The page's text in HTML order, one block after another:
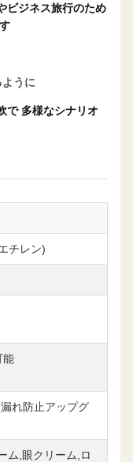
ビジネス旅行のため
うに
で 多様なシナリオ
チレン)
能
れ防止アップグ
ム,眼クリーム,ロ